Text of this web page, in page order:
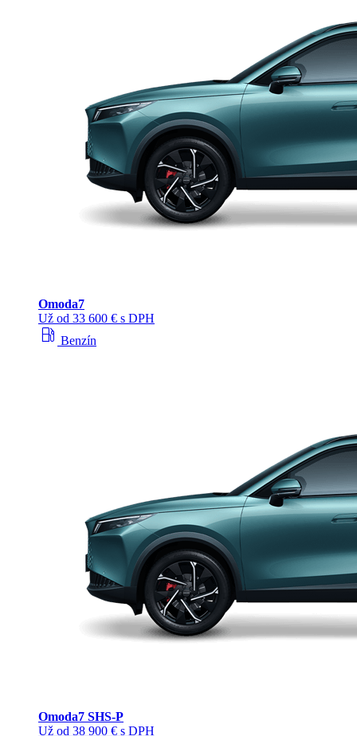
Omoda7
Už od 33 600 € s DPH
local_gas_station Benzín
Omoda7 SHS-P
Už od 38 900 € s DPH